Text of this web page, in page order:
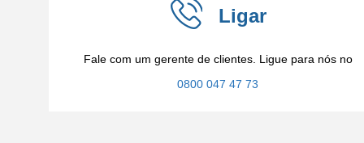
Ligar
Fale com um gerente de clientes. Ligue para nós no
0800 047 47 73